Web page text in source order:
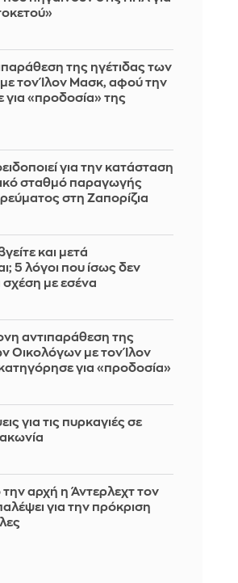
της ηγέτιδας των
τον Ίλον Μασκ, αφού την
για «προδοσία» της
για την κατάσταση
σταθμό παραγωγής
στη Ζαπορίζια
και μετά
5 λόγοι που ίσως δεν
σχέση με εσένα
αντιπαράθεση της
Οικολόγων με τον Ίλον
για «προδοσία»
για τις πυρκαγιές σε
αρχή η Άντερλεχτ τον
για την πρόκριση